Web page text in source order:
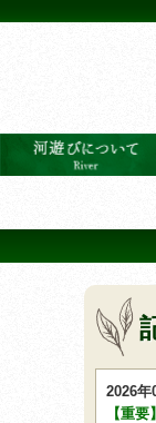
2026年
【重